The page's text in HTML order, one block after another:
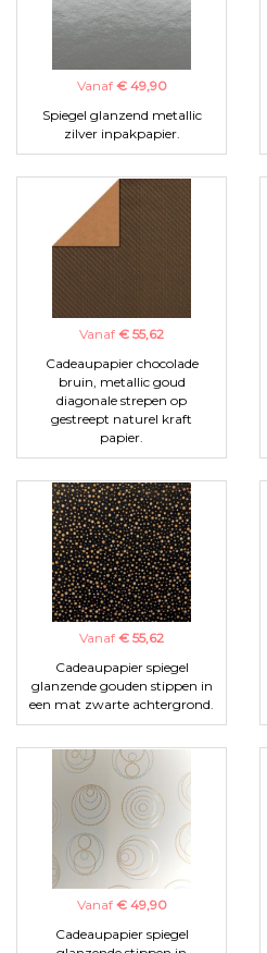
Vanaf € 49,90
Spiegel glanzend metallic
zilver inpakpapier.
Vanaf € 55,62
Cadeaupapier chocolade
bruin, metallic goud
diagonale strepen op
gestreept naturel kraft
papier.
Vanaf € 55,62
Cadeaupapier spiegel
glanzende gouden stippen in
een mat zwarte achtergrond.
Vanaf € 49,90
Cadeaupapier spiegel